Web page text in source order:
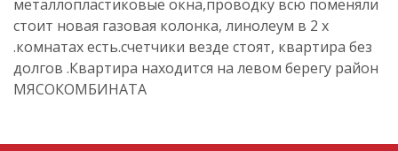
металлопластиковые окна,проводку всю поменяли
стоит новая газовая колонка, линолеум в 2 х
.комнатах есть.счетчики везде стоят, квартира без
долгов .Квартира находится на левом берегу район
МЯСОКОМБИНАТА